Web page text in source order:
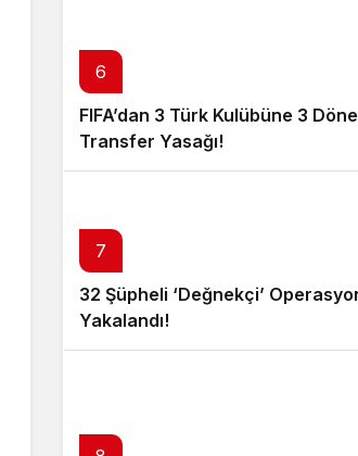
6
FIFA’dan 3 Türk Kulübüne 3
Transfer Yasağı!
7
32 Şüpheli ‘Değnekçi’
Yakalandı!